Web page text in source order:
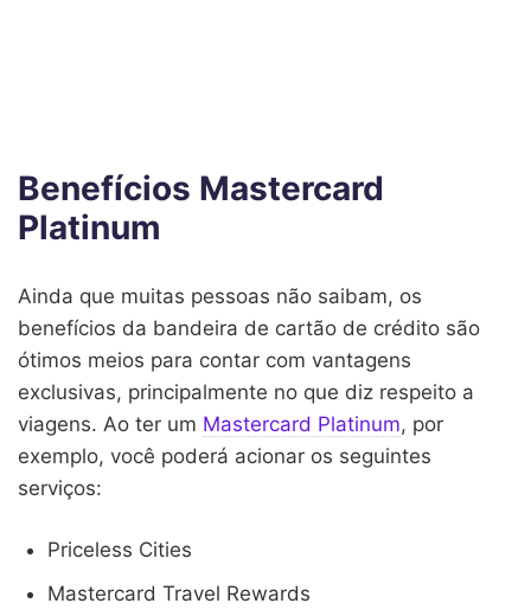
Benefícios Mastercard
Platinum
Ainda que muitas pessoas não saibam, os
benefícios da bandeira de cartão de crédito são
ótimos meios para contar com vantagens
exclusivas, principalmente no que diz respeito a
viagens. Ao ter um Mastercard Platinum, por
exemplo, você poderá acionar os seguintes
serviços:
Priceless Cities
Mastercard Travel Rewards